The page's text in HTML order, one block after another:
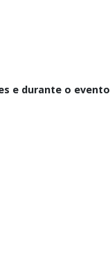
e durante o evento